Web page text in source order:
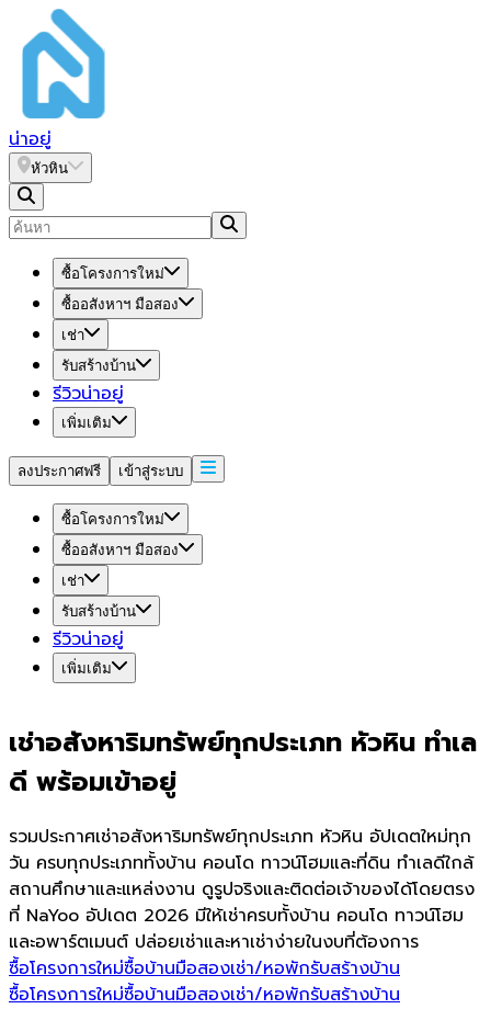
น่าอยู่
หัวหิน
ซื้อโครงการใหม่
ซื้ออสังหาฯ มือสอง
เช่า
รับสร้างบ้าน
รีวิวน่าอยู่
เพิ่มเติม
ลงประกาศฟรี เข้าสู่ระบบ
ซื้อโครงการใหม่
ซื้ออสังหาฯ มือสอง
เช่า
รับสร้างบ้าน
รีวิวน่าอยู่
เพิ่มเติม
เช่าอสังหาริมทรัพย์ทุกประเภท หัวหิน ทำเล
ดี พร้อมเข้าอยู่
รวมประกาศเช่าอสังหาริมทรัพย์ทุกประเภท หัวหิน อัปเดตใหม่ทุก
วัน ครบทุกประเภททั้งบ้าน คอนโด ทาวน์โฮมและที่ดิน ทำเลดีใกล้
สถานศึกษาและแหล่งงาน ดูรูปจริงและติดต่อเจ้าของได้โดยตรง
ที่ NaYoo อัปเดต 2026 มีให้เช่าครบทั้งบ้าน คอนโด ทาวน์โฮม
และอพาร์ตเมนต์ ปล่อยเช่าและหาเช่าง่ายในงบที่ต้องการ
ซื้อโครงการใหม่ซื้อบ้านมือสองเช่า/หอพักรับสร้างบ้าน
ซื้อโครงการใหม่ซื้อบ้านมือสองเช่า/หอพักรับสร้างบ้าน